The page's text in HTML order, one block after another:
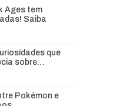
Ages tem
Saiba
que
sobre…
Pokémon e